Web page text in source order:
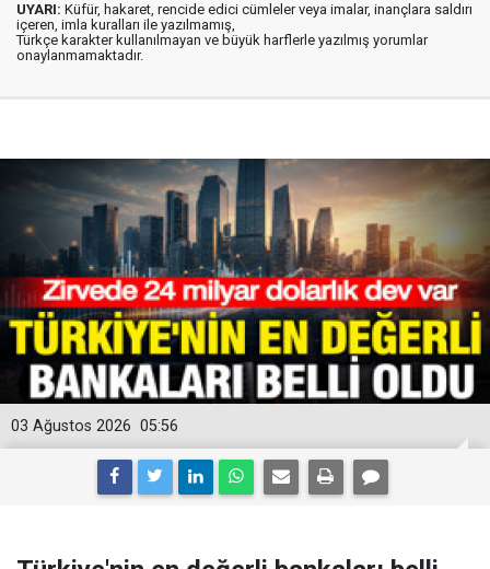
UYARI: Küfür, hakaret, rencide edici cümleler veya imalar, inançlara saldırı
içeren, imla kuralları ile yazılmamış,
Türkçe karakter kullanılmayan ve büyük harflerle yazılmış yorumlar
onaylanmamaktadır.
05:56
03 Ağustos 2026